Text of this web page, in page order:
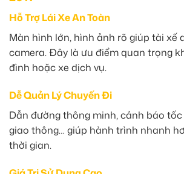
Hỗ Trợ Lái Xe An Toàn
Màn hình lớn, hình ảnh rõ giúp tài xế
camera. Đây là ưu điểm quan trọng
đình hoặc xe dịch vụ.
Dễ Quản Lý Chuyến Đi
Dẫn đường thông minh, cảnh báo
giao thông… giúp hành trình nhanh
thời gian.